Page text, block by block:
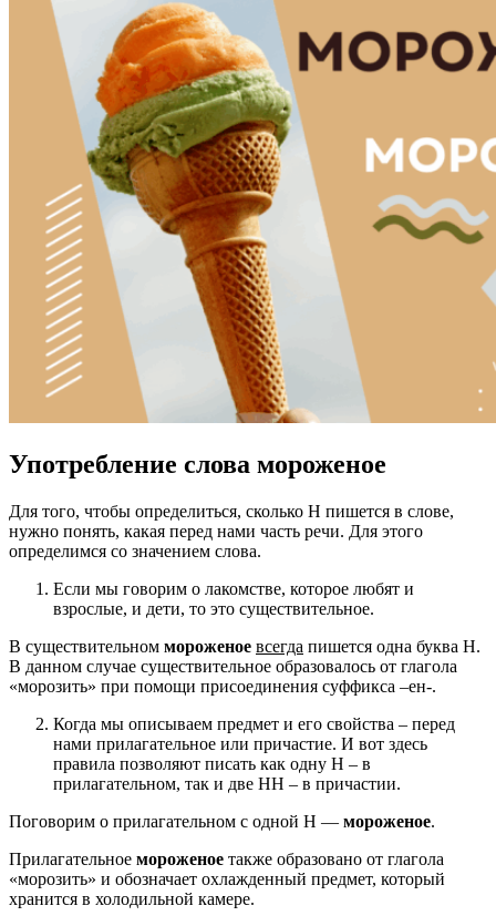
Употребление слова мороженое
Для того, чтобы определиться, сколько Н пишется в слове,
нужно понять, какая перед нами часть речи. Для этого
определимся со значением слова.
Если мы говорим о лакомстве, которое любят и
взрослые, и дети, то это существительное.
В существительном мороженое всегда пишется одна буква Н.
В данном случае существительное образовалось от глагола
«морозить» при помощи присоединения суффикса –ен-.
Когда мы описываем предмет и его свойства – перед
нами прилагательное или причастие. И вот здесь
правила позволяют писать как одну Н – в
прилагательном, так и две НН – в причастии.
Поговорим о прилагательном с одной Н — мороженое.
Прилагательное мороженое также образовано от глагола
«морозить» и обозначает охлажденный предмет, который
хранится в холодильной камере.